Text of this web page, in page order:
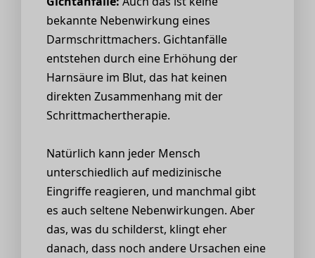
bekannte Nebenwirkung eines
Darmschrittmachers. Gichtanfälle
entstehen durch eine Erhöhung der
Harnsäure im Blut, das hat keinen
direkten Zusammenhang mit der
Schrittmachertherapie.
Natürlich kann jeder Mensch
unterschiedlich auf medizinische
Eingriffe reagieren, und manchmal gibt
es auch seltene Nebenwirkungen. Aber
das, was du schilderst, klingt eher
danach, dass noch andere Ursachen eine